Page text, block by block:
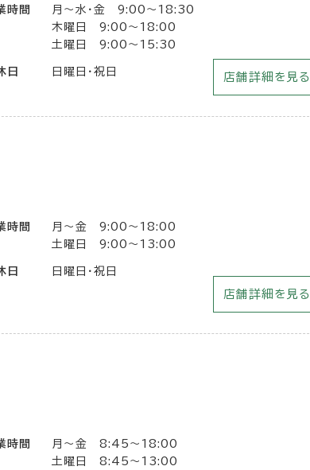
時間
月～水・金 9:00〜18:30
木曜日 9:00～18:00
土曜日 9:00〜15:30
日 日曜日・祝日 店舗詳細を見る
時間
月〜金 9:00〜18:00
土曜日 9:00〜13:00
日 日曜日・祝日
店舗詳細を見る
時間
月〜金 8:45〜18:00
土曜日 8:45〜13:00